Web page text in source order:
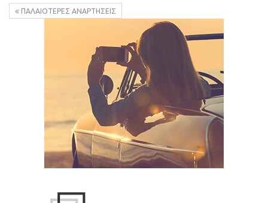
ΠΑΛΑΙΌΤΕΡΕΣ ΑΝΑΡΤΉΣΕΙΣ